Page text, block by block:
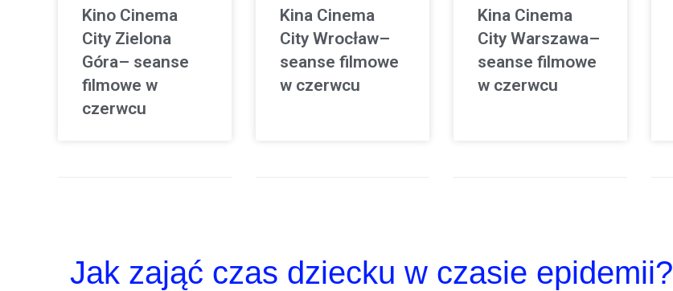
Kino Cinema
City Zielona
Góra– seanse
filmowe w
czerwcu
Kina Cinema
City Wrocław–
seanse filmowe
w czerwcu
Kina Cinema
City Warszawa–
seanse filmowe
w czerwcu
Jak zająć czas dziecku w czasie epidemii?